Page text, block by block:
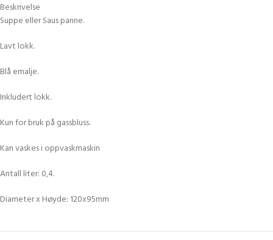
Beskrivelse
Suppe eller Saus panne.
Lavt lokk.
Blå emalje.
Inkludert lokk.
Kun for bruk på gassbluss.
Kan vaskes i oppvaskmaskin
Antall liter: 0,4.
Diameter x Høyde: 120x95mm